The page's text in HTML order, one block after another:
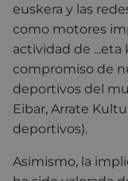
euskera y las
como motores
actividad de ...eta
compromiso de
deportivos del
Eibar, Arrate
deportivos).
Asimismo, la